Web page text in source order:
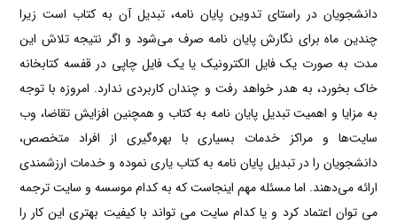
دانشجویان در راستای تدوین پایان نامه، تبدیل آن به کتاب است زیرا
چندین ماه برای نگارش پایان نامه صرف می‌شود و اگر نتیجه تلاش این
مدت به صورت یک فایل الکترونیک یا یک فایل چاپی در قفسه کتابخانه
خاک بخورد، به هدر خواهد رفت و چندان کاربردی ندارد. امروزه با توجه
به مزایا و اهمیت تبدیل پایان نامه به کتاب و همچنین افزایش تقاضا، وب
سایت‌ها و مراکز خدمات بسیاری با بهره‌گیری از افراد متخصص،
دانشجویان را در تبدیل پایان نامه به کتاب یاری نموده و خدمات ارزشمندی
ارائه می‌دهند. اما مسئله مهم اینجاست که به کدام موسسه و سایت ترجمه
می توان اعتماد کرد و یا کدام سایت می تواند با کیفیت بهتری این کار را